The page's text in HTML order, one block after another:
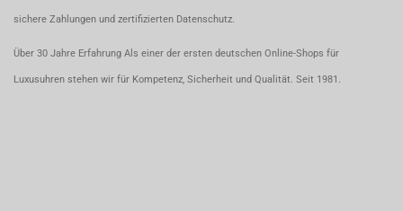
sichere Zahlungen und zertifizierten Datenschutz.
Über 30 Jahre Erfahrung Als einer der ersten deutschen Online-Shops für
Luxusuhren stehen wir für Kompetenz, Sicherheit und Qualität. Seit 1981.